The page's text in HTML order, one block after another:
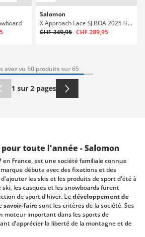
Salomon
X Approach Lace SJ BOA 2025 Hardboots snowboard
CHF 349,95 CHF 289,95
avez vu 60 produits sur 65
1 sur 2 pages
toute l'année - Salomon
en France, est une société familiale connue
débuta avec des fixations et des
les skis et les produits de sport d'été à
ski, les casques et les snowboards furent
de sport d'hiver. Ledéveloppement de
savoir-fairesont les critères de la société. Ses
moteur important dans les sports de
d'apprécier la liberté de la montagne et de